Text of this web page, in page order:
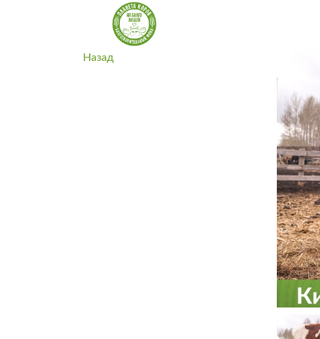
Назад